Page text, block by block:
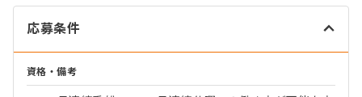
応募条件
資格・備考